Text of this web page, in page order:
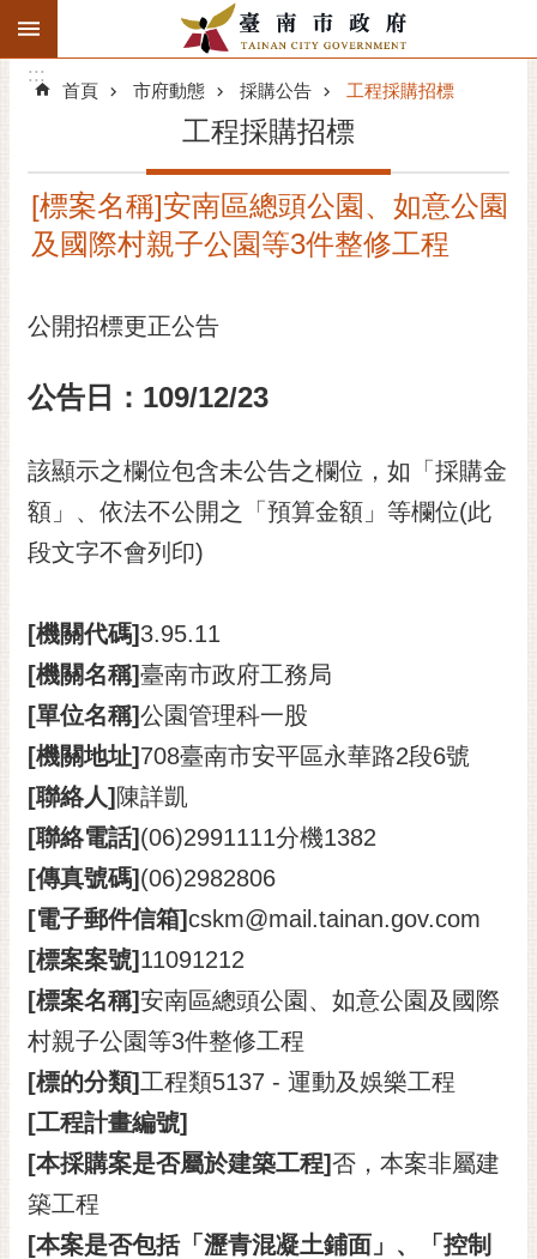
跳到主要內容區塊
搜
階
精彩府城
市府團隊
主題服務
市民互動
黃
哲
螢
光
花
泉
桐
花
祭
網
站
導
覽
訂
閱
RSS
訂
閱
電
報
:::
:::
首頁 市府動態 採購公告 工程採購招標
工程採購招標
[標案名稱]安南區總頭公園、如意公園
及國際村親子公園等3件整修工程
公開招標更正公告
公告日：109/12/23
該顯示之欄位包含未公告之欄位，如「採購金
額」、依法不公開之「預算金額」等欄位(此
段文字不會列印)
[機關代碼] 3.95.11
[機關名稱]臺南市政府工務局
[單位名稱]公園管理科一股
[機關地址] 708臺南市安平區永華路2段6號
[聯絡人] 陳詳凱
[聯絡電話] (06)2991111分機1382
[傳真號碼] (06)2982806
[電子郵件信箱]cskm@mail.tainan.gov.com
[標案案號] 11091212
[標案名稱]安南區總頭公園、如意公園及國際
村親子公園等3件整修工程
[標的分類] 工程類5137 - 運動及娛樂工程
[工程計畫編號]
[本採購案是否屬於建築工程]否，本案非屬建
築工程
[本案是否包括「瀝青混凝土鋪面」、「控制